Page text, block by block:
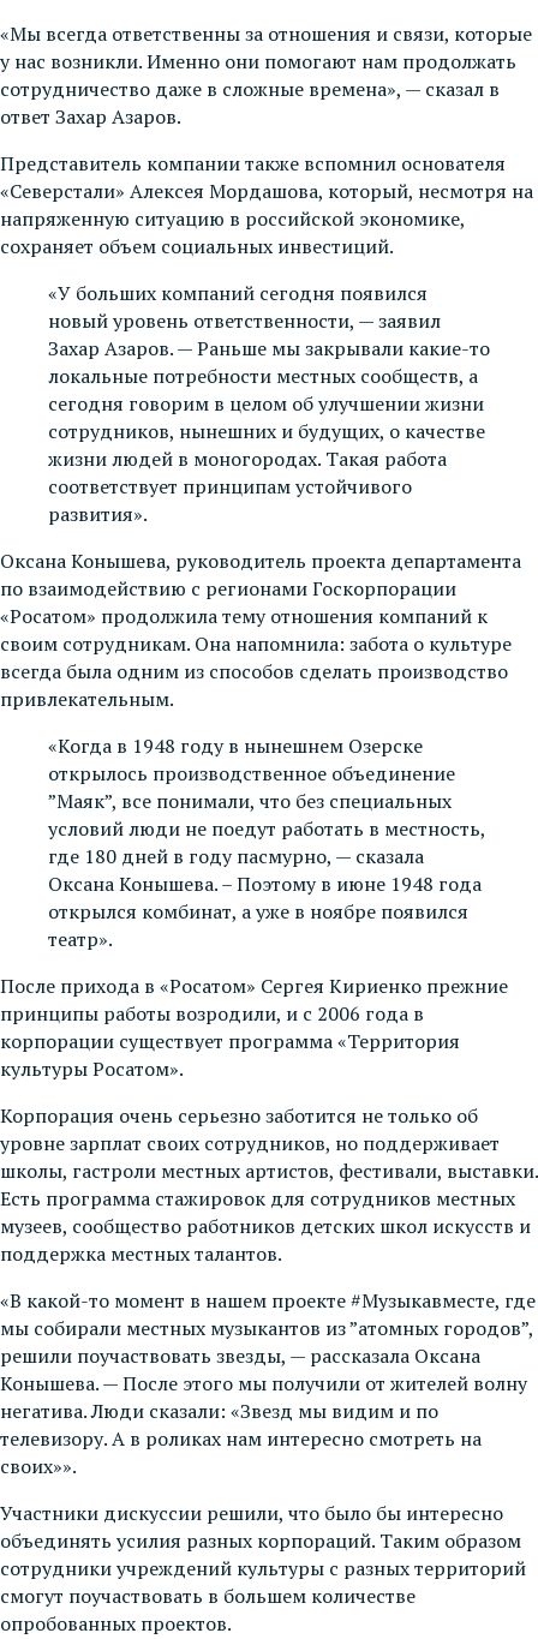
«Мы всегда ответственны за отношения и связи, которые
у нас возникли. Именно они помогают нам продолжать
сотрудничество даже в сложные времена», — сказал в
ответ Захар Азаров.
Представитель компании также вспомнил основателя
«Северстали» Алексея Мордашова, который, несмотря на
напряженную ситуацию в российской экономике,
сохраняет объем социальных инвестиций.
«У больших компаний сегодня появился
новый уровень ответственности, — заявил
Захар Азаров. — Раньше мы закрывали какие-то
локальные потребности местных сообществ, а
сегодня говорим в целом об улучшении жизни
сотрудников, нынешних и будущих, о качестве
жизни людей в моногородах. Такая работа
соответствует принципам устойчивого
развития».
Оксана Конышева, руководитель проекта департамента
по взаимодействию с регионами Госкорпорации
«Росатом» продолжила тему отношения компаний к
своим сотрудникам. Она напомнила: забота о культуре
всегда была одним из способов сделать производство
привлекательным.
«Когда в 1948 году в нынешнем Озерске
открылось производственное объединение
”Маяк”, все понимали, что без специальных
условий люди не поедут работать в местность,
где 180 дней в году пасмурно, — сказала
Оксана Конышева. – Поэтому в июне 1948 года
открылся комбинат, а уже в ноябре появился
театр».
После прихода в «Росатом» Сергея Кириенко прежние
принципы работы возродили, и с 2006 года в
корпорации существует программа «Территория
культуры Росатом».
Корпорация очень серьезно заботится не только об
уровне зарплат своих сотрудников, но поддерживает
школы, гастроли местных артистов, фестивали, выставки.
Есть программа стажировок для сотрудников местных
музеев, сообщество работников детских школ искусств и
поддержка местных талантов.
«В какой-то момент в нашем проекте #Музыкавместе, где
мы собирали местных музыкантов из ”атомных городов”,
решили поучаствовать звезды, — рассказала Оксана
Конышева. — После этого мы получили от жителей волну
негатива. Люди сказали: «Звезд мы видим и по
телевизору. А в роликах нам интересно смотреть на
своих»».
Участники дискуссии решили, что было бы интересно
объединять усилия разных корпораций. Таким образом
сотрудники учреждений культуры с разных территорий
смогут поучаствовать в большем количестве
опробованных проектов.